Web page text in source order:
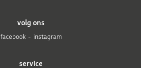
service
volg ons
facebook
instagram